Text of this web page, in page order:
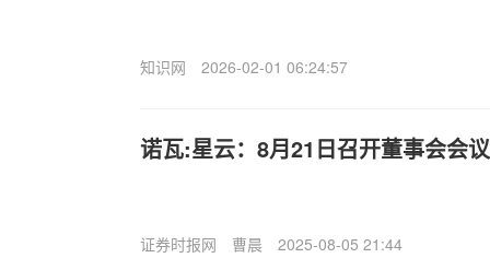
知识网 2026-02-01 06:24:57
诺瓦:星云：8月21日召开董事会会议
证券时报网 曹晨 2025-08-05 21:44